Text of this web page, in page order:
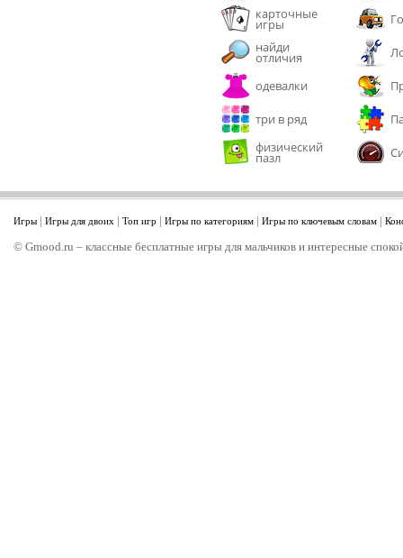
карточные
игры
найди
отличия
одевалки
три в ряд
физический
пазл
Игры | Игры для двоих | Топ игр | Игры по категориям | Игры по ключевым словам |
© Gmood.ru – классные бесплатные игры для мальчиков и интересные